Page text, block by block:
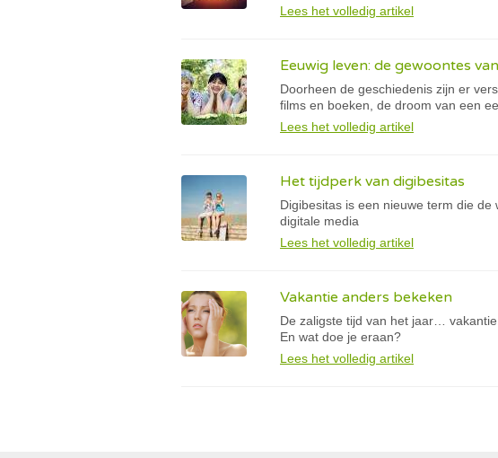
Lees het volledig artikel
Eeuwig leven: de gewoontes
Doorheen de geschiedenis zijn er
films en boeken, de droom van een
Lees het volledig artikel
Het tijdperk van digibesitas
Digibesitas is een nieuwe term die
digitale media
Lees het volledig artikel
Vakantie anders bekeken
De zaligste tijd van het jaar…
En wat doe je eraan?
Lees het volledig artikel